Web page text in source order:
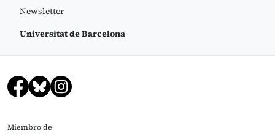
Newsletter
Universitat de Barcelona
Miembro de